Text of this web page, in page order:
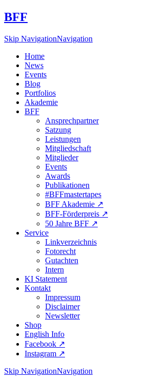
BFF
Skip NavigationNavigation
Home
News
Events
Blog
Portfolios
Akademie
BFF
Ansprechpartner
Satzung
Leistungen
Mitgliedschaft
Mitglieder
Events
Awards
Publikationen
#BFFmastertapes
BFF Akademie ↗︎
BFF-Förderpreis ↗︎
50 Jahre BFF ↗︎
Service
Linkverzeichnis
Fotorecht
Gutachten
Intern
KI Statement
Kontakt
Impressum
Disclaimer
Newsletter
Shop
English Info
Facebook ↗︎
Instagram ↗︎
Skip NavigationNavigation